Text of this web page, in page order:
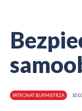
PATRONAT BURMISTRZA